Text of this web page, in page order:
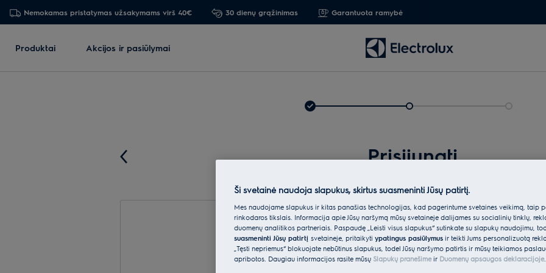
Nemokamas pristatymas užsakymams virš 40€ 30 dienų grąžinimas Garantuota ramybė
Produktai Akcijos ir pasiūlymai
Prisijungti
Ši svetainė naudoja slapukus, skirtus suasmeninti Jūsų patirtį.
Mes naudojame slapukus ir kitas panašias technologijas, kad pagerintume svetainės veikimą, taip
rinkodaros tikslais. Informacija apie Jūsų naršymą mūsų svetainėje dalijamės su socialinių tinklų,
duomenų analitikos partneriais. Paspaudę „Leisti visus slapukus“ sutinkate su slapukų naudojimu,
suasmeninti Jūsų patirtį svetainėje, pritaikyti ypatingus pasiūlymus ir teikti Jums personalizuotą
„Tęsti nepriėmus“ blokuojate nebūtinus slapukus, todėl Jūsų naršymo patirtis ir mūsų teikiamos
apribotos. Daugiau informacijos rasite mūsų Slapukų pranešimeir Duomenų apsaugos deklaracijoje.